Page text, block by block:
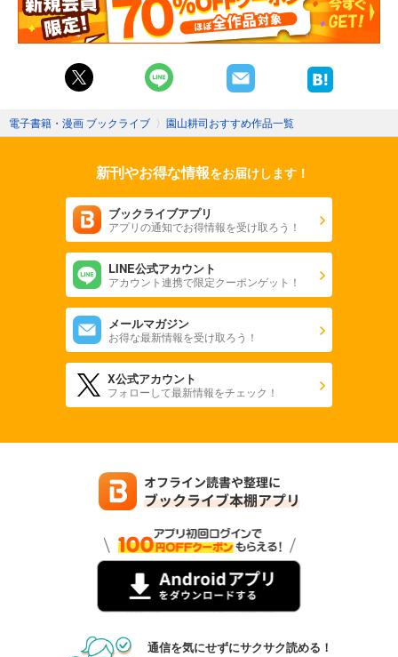
電子書籍・漫画 ブックライブ 〉 園山耕司おすすめ作品一覧
新刊やお得な情報をお届けします！
ブックライブアプリ
アプリの通知でお得情報を受け取ろう！
LINE公式アカウント
アカウント連携で限定クーポンゲット！
メールマガジン
お得な最新情報を受け取ろう！
X公式アカウント
フォローして最新情報をチェック！
通信を気にせずにサクサク読める！